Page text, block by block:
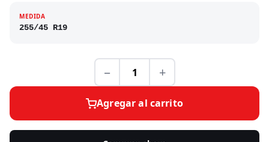
MEDIDA
255/45 R19
− +
Agregar al carrito